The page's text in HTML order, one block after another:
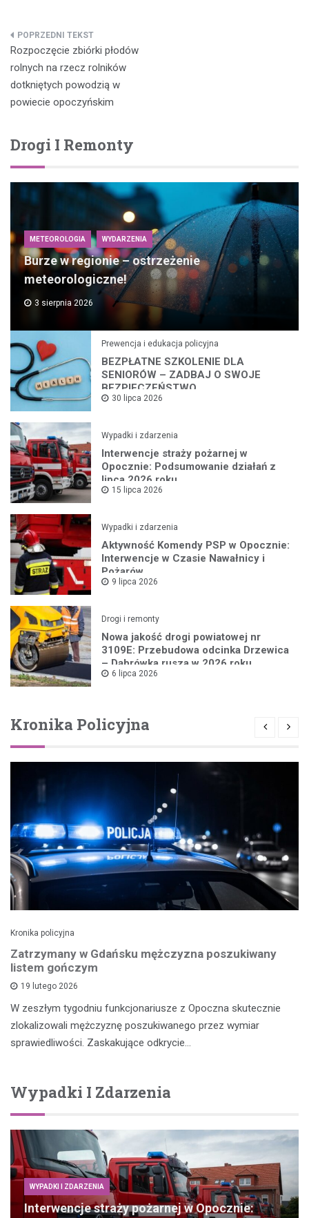
Nawigacja
wpisu
Rozpoczęcie zbiórki płodów
rolnych na rzecz rolników
dotkniętych powodzią w
powiecie opoczyńskim
Drogi I Remonty
METEOROLOGIA WYDARZENIA
Burze w regionie – ostrzeżenie
meteorologiczne!
3 sierpnia 2026
Prewencja i edukacja policyjna
BEZPŁATNE SZKOLENIE DLA
SENIORÓW – ZADBAJ O SWOJE
BEZPIECZEŃSTWO
30 lipca 2026
Wypadki i zdarzenia
Interwencje straży pożarnej w
Opocznie: Podsumowanie działań z
lipca 2026 roku
15 lipca 2026
Wypadki i zdarzenia
Aktywność Komendy PSP w Opocznie:
Interwencje w Czasie Nawałnicy i
Pożarów
9 lipca 2026
Drogi i remonty
Nowa jakość drogi powiatowej nr
3109E: Przebudowa odcinka Drzewica
– Dąbrówka rusza w 2026 roku
6 lipca 2026
Kronika Policyjna
Kronika policyjna
Zatrzymany w Gdańsku mężczyzna poszukiwany
listem gończym
19 lutego 2026
W zeszłym tygodniu funkcjonariusze z Opoczna skutecznie
zlokalizowali mężczyznę poszukiwanego przez wymiar
sprawiedliwości. Zaskakujące odkrycie…
Wypadki I Zdarzenia
WYPADKI I ZDARZENIA
Interwencje straży pożarnej w Opocznie: